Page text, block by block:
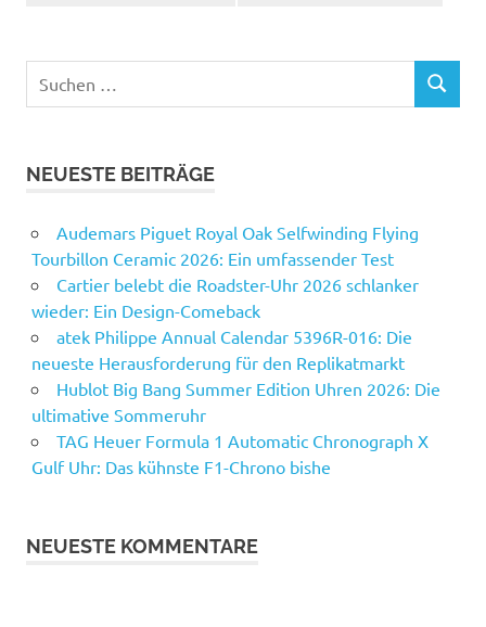
nach:
SUCHEN
NEUESTE BEITRÄGE
Audemars Piguet Royal Oak Selfwinding Flying
Tourbillon Ceramic 2026: Ein umfassender Test
Cartier belebt die Roadster-Uhr 2026 schlanker
wieder: Ein Design-Comeback
atek Philippe Annual Calendar 5396R-016: Die
neueste Herausforderung für den Replikatmarkt
Hublot Big Bang Summer Edition Uhren 2026: Die
ultimative Sommeruhr
TAG Heuer Formula 1 Automatic Chronograph X
Gulf Uhr: Das kühnste F1-Chrono bishe
NEUESTE KOMMENTARE